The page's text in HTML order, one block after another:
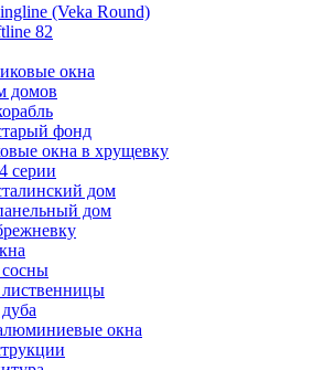
(Veka Round)
82
окна
домов
фонд
окна в хрущевку
серии
дом
дом
окна